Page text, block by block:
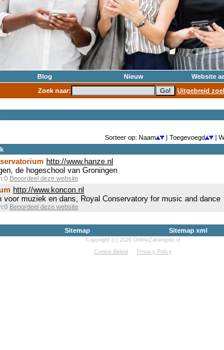
Blog Nieuw Website
Zoek naar:
Uitgebreid
Sorteer op: Naam | Toegevoegd
|
http://www.hanze.nl
de hogeschool van Groningen
Beoordeel deze website
http://www.koncon.nl
voor muziek en dans, Royal Conservatory for music and dance
Beoordeel deze website
Sitemap Sitemap xml
Copyright (c) 2026 OnlineZakengids.nl
Cookie Beleid
Privacy Policy